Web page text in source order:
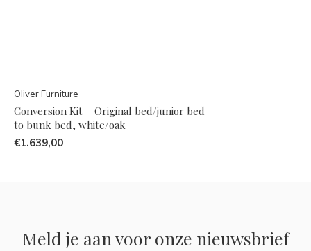
Oliver Furniture
Conversion Kit – Original bed/junior bed
to bunk bed, white/oak
€1.639,00
Meld je aan voor onze nieuwsbrief